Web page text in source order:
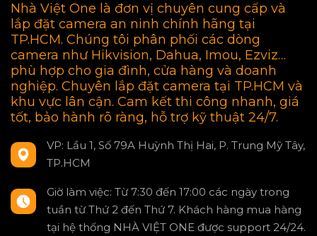
Nhà Việt One là đơn vị chuyên cung cấp và
lắp đặt camera an ninh chính hãng tại
TP.HCM. Chúng tôi phân phối các dòng
camera như Hikvision, Dahua, Imou, Ezviz…
phù hợp cho gia đình, cửa hàng và doanh
nghiệp. Chuyên lắp đặt camera tại TP.HCM và
khu vực lân cận. Cam kết thi công nhanh, giá
tốt, bảo hành rõ ràng, hỗ trợ kỹ thuật 24/7.
VP: Lầu 1, Số 79A Huỳnh Thị Hai, P. Trung Mỹ Tây,
TP.HCM
Giờ làm việc: Từ 7:30 đến 17:00 các ngày trong
tuần từ Thứ 2 đến Thứ 7. Khách hàng mua hàng
tại hệ thống NHÀ VIỆT ONE được support 24/24.